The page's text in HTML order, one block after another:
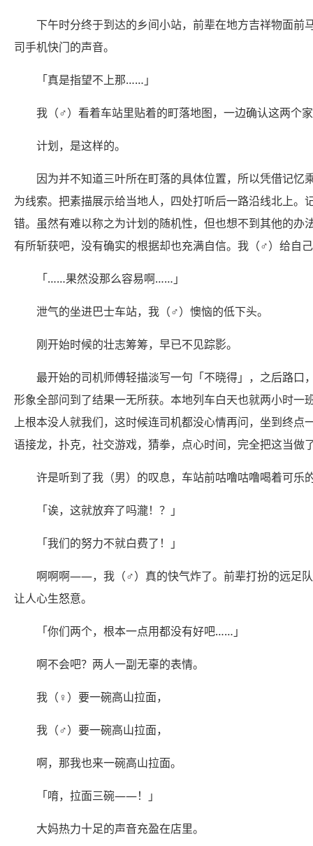
下午时分终于到达的乡间小站，前辈在地方吉祥物面
司手机快门的声音。
「真是指望不上那……」
我（♂）看着车站里贴着的町落地图，一边确认这两个
计划，是这样的。
因为并不知道三叶所在町落的具体位置，所以凭借记
为线索。把素描展示给当地人，四处打听后一路沿线北上
错。虽然有难以称之为计划的随机性，但也想不到其他的
有所斩获吧，没有确实的根据却也充满自信。我（♂）给自
「……果然没那么容易啊……」
泄气的坐进巴士车站，我（♂）懊恼的低下头。
刚开始时候的壮志筹筹，早已不见踪影。
最开始的司机师傅轻描淡写一句「不晓得」，之后路
形象全部问到了结果一无所获。本地列车白天也就两小时
上根本没人就我们，这时候连司机都没心情再问，坐到终
语接龙，扑克，社交游戏，猜拳，点心时间，完全把这当
许是听到了我（男）的叹息，车站前咕噜咕噜喝着可乐
「诶，这就放弃了吗瀧！？」
「我们的努力不就白费了！」
啊啊啊——，我（♂）真的快气炸了。前辈打扮的远足
让人心生怒意。
「你们两个，根本一点用都没有好吧……」
啊不会吧？两人一副无辜的表情。
我（♀）要一碗高山拉面，
我（♂）要一碗高山拉面，
啊，那我也来一碗高山拉面。
「唷，拉面三碗——！」
大妈热力十足的声音充盈在店里。